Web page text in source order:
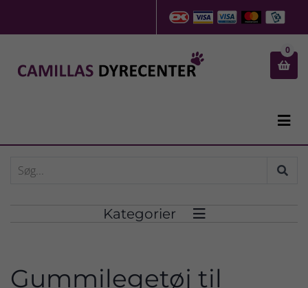

0

Kategorier 
Gummilegetøj til